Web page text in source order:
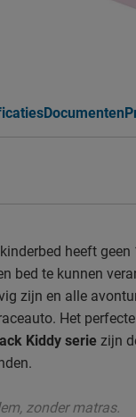
Documenten
heeft
bed te kunnen
zijn en alle
Het
Kiddy serie zijn
zonder matras.